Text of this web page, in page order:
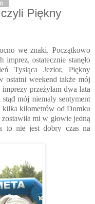
Piękny
we znaki. Początkowo
ostatecznie stanęło
Tysiąca Jezior, Piękny
ostatni weekend także mój
przeżyłam dwa lata
mój niemały sentyment
kilka kilometrów od Domku
mi w głowie jedną
to nie jest dobry czas na